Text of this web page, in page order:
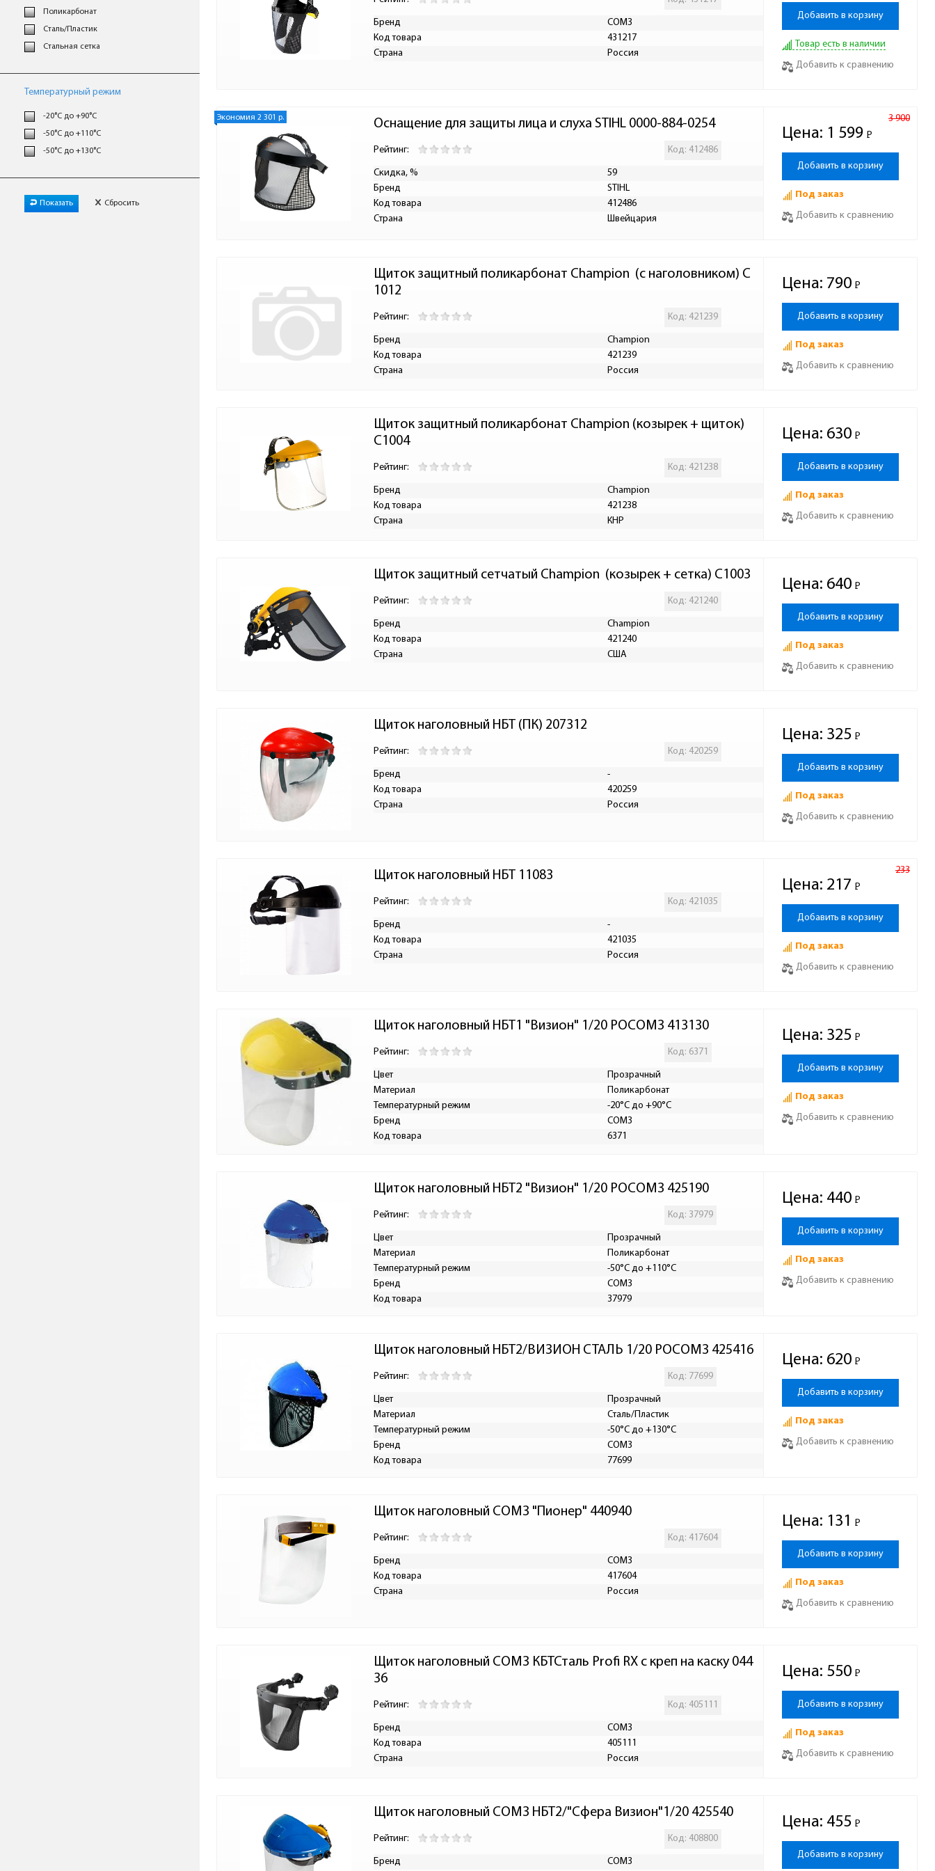
Поликарбонат
Сталь/Пластик
Стальная сетка
Температурный режим
-20°C до +90°C
-50°C до +110°C
-50°C до +130°C
Показать Сбросить
Бренд
СОМЗ
Код товара
431217
Страна
Россия
Добавить в корзину
Товар есть в наличии
Добавить к сравнению
Экономия 2 301 р. Оснащение для защиты лица и слуха STIHL 0000-884-0254
Рейтинг: Код: 412486
Скидка, %
59
Бренд
STIHL
Код товара
412486
Страна
Швейцария
Цена:
3 900
1 599 Р
-
Добавить в корзину
Под заказ
Добавить к сравнению
Щиток защитный поликарбонат Champion  (с наголовником) C
1012
Рейтинг: Код: 421239
Бренд
Champion
Код товара
421239
Страна
Россия
Цена: 790 Р
-
Добавить в корзину
Под заказ
Добавить к сравнению
Щиток защитный поликарбонат Champion (козырек + щиток)
C1004
Рейтинг: Код: 421238
Бренд
Champion
Код товара
421238
Страна
КНР
Цена: 630 Р
-
Добавить в корзину
Под заказ
Добавить к сравнению
Щиток защитный сетчатый Champion  (козырек + сетка) C1003
Рейтинг: Код: 421240
Бренд
Champion
Код товара
421240
Страна
США
Цена: 640 Р
-
Добавить в корзину
Под заказ
Добавить к сравнению
Щиток наголовный НБТ (ПК) 207312
Рейтинг: Код: 420259
Бренд
-
Код товара
420259
Страна
Россия
Цена: 325 Р
-
Добавить в корзину
Под заказ
Добавить к сравнению
Щиток наголовный НБТ 11083
Рейтинг: Код: 421035
Бренд
-
Код товара
421035
Страна
Россия
Цена:
233
217 Р
-
Добавить в корзину
Под заказ
Добавить к сравнению
Щиток наголовный НБТ1 "Визион" 1/20 РОСОМЗ 413130
Рейтинг: Код: 6371
Цвет
Прозрачный
Материал
Поликарбонат
Температурный режим
-20°C до +90°C
Бренд
СОМЗ
Код товара
6371
Цена: 325 Р
-
Добавить в корзину
Под заказ
Добавить к сравнению
Щиток наголовный НБТ2 "Визион" 1/20 РОСОМЗ 425190
Рейтинг: Код: 37979
Цвет
Прозрачный
Материал
Поликарбонат
Температурный режим
-50°C до +110°C
Бренд
СОМЗ
Код товара
37979
Цена: 440 Р
-
Добавить в корзину
Под заказ
Добавить к сравнению
Щиток наголовный НБТ2/ВИЗИОН СТАЛЬ 1/20 РОСОМЗ 425416
Рейтинг: Код: 77699
Цвет
Прозрачный
Материал
Сталь/Пластик
Температурный режим
-50°C до +130°C
Бренд
СОМЗ
Код товара
77699
Цена: 620 Р
-
Добавить в корзину
Под заказ
Добавить к сравнению
Щиток наголовный СОМЗ "Пионер" 440940
Рейтинг: Код: 417604
Бренд
СОМЗ
Код товара
417604
Страна
Россия
Цена: 131 Р
-
Добавить в корзину
Под заказ
Добавить к сравнению
Щиток наголовный СОМЗ КБТСталь Profi RX с креп на каску 044
36
Рейтинг: Код: 405111
Бренд
СОМЗ
Код товара
405111
Страна
Россия
Цена: 550 Р
-
Добавить в корзину
Под заказ
Добавить к сравнению
Щиток наголовный СОМЗ НБТ2/"Сфера Визион"1/20 425540
Рейтинг: Код: 408800
Бренд СОМЗ
Цена: 455 Р
-
Добавить в корзину